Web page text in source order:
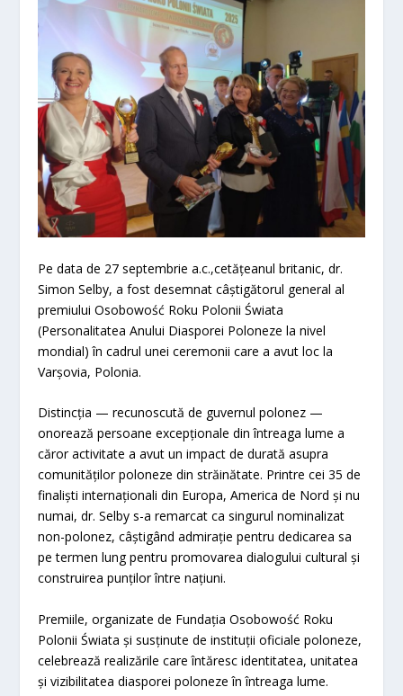
Pe data de 27 septembrie a.c.,cetățeanul britanic, dr.
Simon Selby, a fost desemnat câștigătorul general al
premiului Osobowość Roku Polonii Świata
(Personalitatea Anului Diasporei Poloneze la nivel
mondial) în cadrul unei ceremonii care a avut loc la
Varșovia, Polonia.
Distincția — recunoscută de guvernul polonez —
onorează persoane excepționale din întreaga lume a
căror activitate a avut un impact de durată asupra
comunităților poloneze din străinătate. Printre cei 35 de
finaliști internaționali din Europa, America de Nord și nu
numai, dr. Selby s-a remarcat ca singurul nominalizat
non-polonez, câștigând admirație pentru dedicarea sa
pe termen lung pentru promovarea dialogului cultural și
construirea punților între națiuni.
Premiile, organizate de Fundația Osobowość Roku
Polonii Świata și susținute de instituții oficiale poloneze,
celebrează realizările care întăresc identitatea, unitatea
și vizibilitatea diasporei poloneze în întreaga lume.